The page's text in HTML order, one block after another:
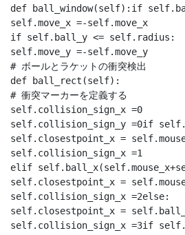
def ball_window(self):if
self.move_x =-self.move_x
if self.ball_y <= self.radius:
self.move_y =-self.move_y
# ボールとラケットの衝突検出
def ball_rect(self):
# 衝突マーカーを定義する
self.collision_sign_x =0
self.collision_sign_y =0if
self.closestpoint_x =
self.collision_sign_x =1
elif
self.closestpoint_x =
self.collision_sign_x =2else:
self.closestpoint_x =
self.collision_sign_x =3if